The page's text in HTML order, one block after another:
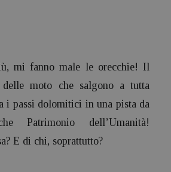
mi fanno male le orecchie! Il
moto che salgono a tutta
i passi dolomitici in una pista da
Patrimonio dell’Umanità!
E di chi, soprattutto?